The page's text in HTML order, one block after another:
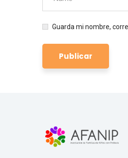
Guarda mi nombre,